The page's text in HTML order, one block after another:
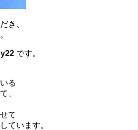
き、
です。
る
、
て
ています。